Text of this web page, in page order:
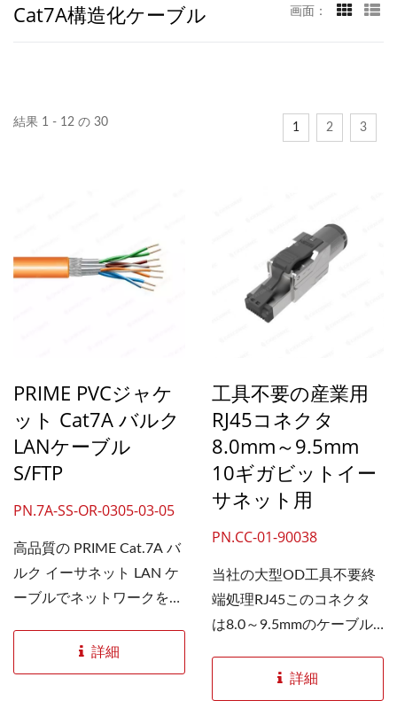
Cat7A構造化ケーブル 画面：
結果 1 - 12 の 30 1 2 3
PRIME PVCジャケ
ット Cat7A バルク
LANケーブル
S/FTP
PN.7A-SS-OR-0305-03-05
高品質の PRIME Cat.7A バ
ルク イーサネット LAN ケ
ーブルでネットワークを強
イルによる二重シールド
と...
詳細
工具不要の産業用
RJ45コネクタ
8.0mm～9.5mm
10ギガビットイー
サネット用
PN.CC-01-90038
当社の大型OD工具不要終
端処理RJ45このコネクタ
は8.0～9.5mmのケーブル
業用ケーブルシステムに最
適です。10Gイーサネット
詳細